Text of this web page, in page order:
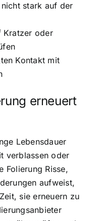
stark auf der
Kratzer oder
Kontakt mit
erneuert
Lebensdauer
verblassen oder
Folierung Risse,
aufweist,
sie erneuern zu